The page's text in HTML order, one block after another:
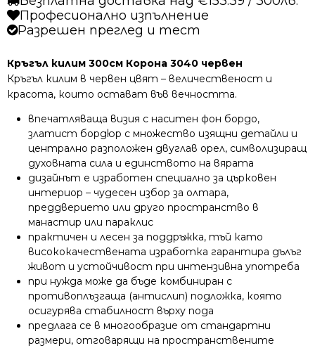
Професионално изпълнение
Разрешен преглед и тест
Кръгъл килим 300см Корона 3040 червен
Кръгъл килим в червен цвят – величественост и
красота, които остават във вечността.
впечатляваща визия с наситен фон бордо,
златист бордюр с множество изящни детайли и
централно разположен двуглав орел, символизиращ
духовната сила и единството на вярата
дизайнът е изработен специално за църковен
интериор – чудесен избор за олтара,
преддверието или друго пространство в
манастир или параклис
практичен и лесен за поддръжка, тъй като
висококачествената изработка гарантира дълъг
живот и устойчивост при интензивна употреба
при нужда може да бъде комбиниран с
противоплъзгаща (антислип) подложка, която
осигурява стабилност върху пода
предлага се в многообразие от стандартни
размери, отговарящи на пространствените